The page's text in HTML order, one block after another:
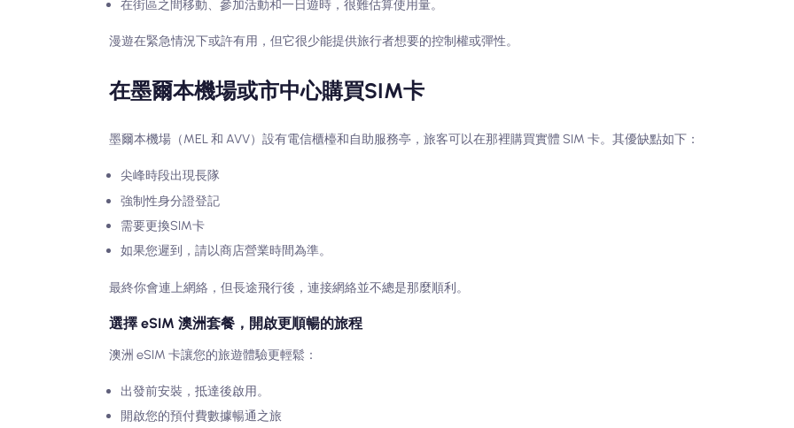
在街區之間移動、參加活動和一日遊時，很難估算使用量。
漫遊在緊急情況下或許有用，但它很少能提供旅行者想要的控制權或彈性。
在墨爾本機場或市中心購買SIM卡
墨爾本機場（MEL 和 AVV）設有電信櫃檯和自助服務亭，旅客可以在那裡購買實體 SIM 卡。其優缺點如下：
尖峰時段出現長隊
強制性身分證登記
需要更換SIM卡
如果您遲到，請以商店營業時間為準。
最終你會連上網絡，但長途飛行後，連接網絡並不總是那麼順利。
選擇 eSIM 澳洲套餐，開啟更順暢的旅程
澳洲 eSIM 卡讓您的旅遊體驗更輕鬆：
出發前安裝，抵達後啟用。
開啟您的預付費數據暢通之旅